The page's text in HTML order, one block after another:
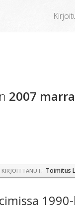
2007
KIRJOITTANUT Toimitus